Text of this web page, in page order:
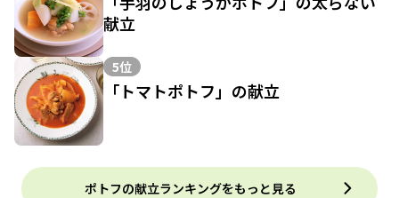
献立
5位
「トマトポトフ」の献立
ポトフの献立ランキングをもっと見る